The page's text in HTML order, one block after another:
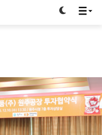
교육
청년
교육
청년